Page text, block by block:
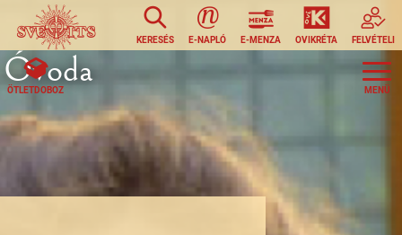
Ugrás a tartalomra
KERESÉS E-NAPLÓ E-MENZA OVIKRÉTA FELVÉTELI
ÖTLETDOBOZ
Óvoda